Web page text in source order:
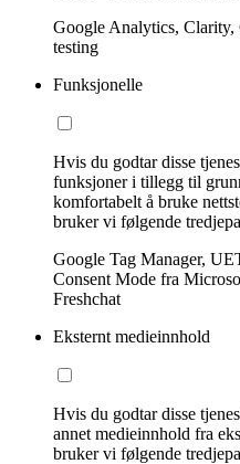
Google Analytics, Clarity,
testing
Funksjonelle
Hvis du godtar disse
funksjoner i tillegg til
komfortabelt å bruke
bruker vi følgende
Google Tag Manager,
Consent Mode fra
Freshchat
Eksternt medieinnhold
Hvis du godtar disse
annet medieinnhold fra
bruker vi følgende